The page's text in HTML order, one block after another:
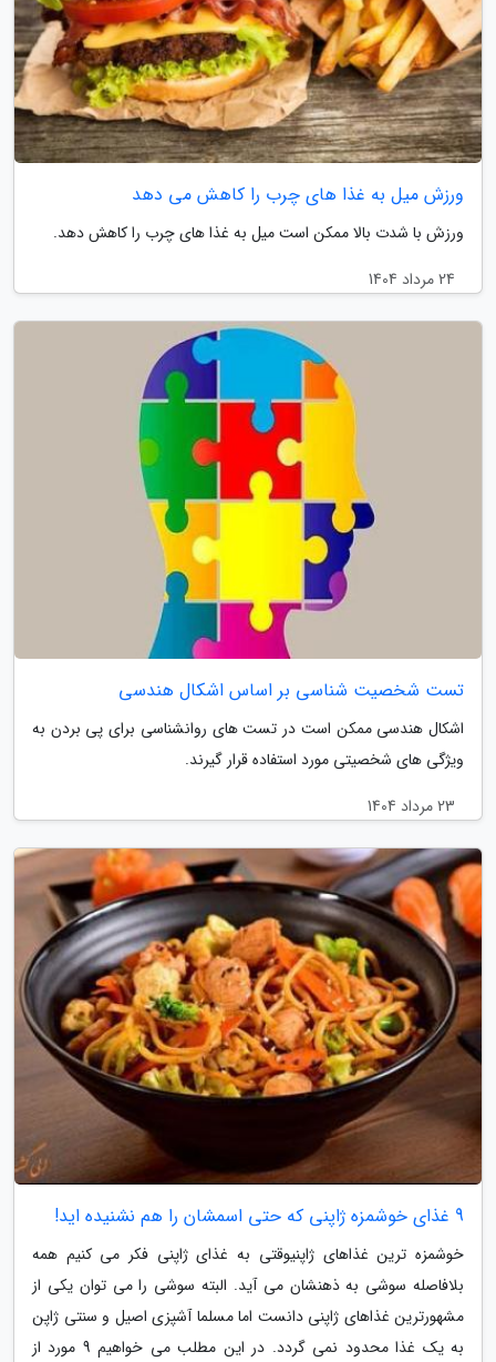
ورزش میل به غذا های چرب را کاهش می دهد
ورزش با شدت بالا ممکن است میل به غذا های چرب را کاهش دهد.
24 مرداد 1404
تست شخصیت شناسی بر اساس اشکال هندسی
اشکال هندسی ممکن است در تست های روانشناسی برای پی بردن به
ویژگی های شخصیتی مورد استفاده قرار گیرند.
23 مرداد 1404
9 غذای خوشمزه ژاپنی که حتی اسمشان را هم نشنیده اید!
خوشمزه ترین غذاهای ژاپنیوقتی به غذای ژاپنی فکر می کنیم همه
بلافاصله سوشی به ذهنشان می آید. البته سوشی را می توان یکی از
مشهورترین غذاهای ژاپنی دانست اما مسلما آشپزی اصیل و سنتی ژاپن
به یک غذا محدود نمی گردد. در این مطلب می خواهیم 9 مورد از